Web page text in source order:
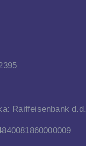
Raiffeisenbank d.d.